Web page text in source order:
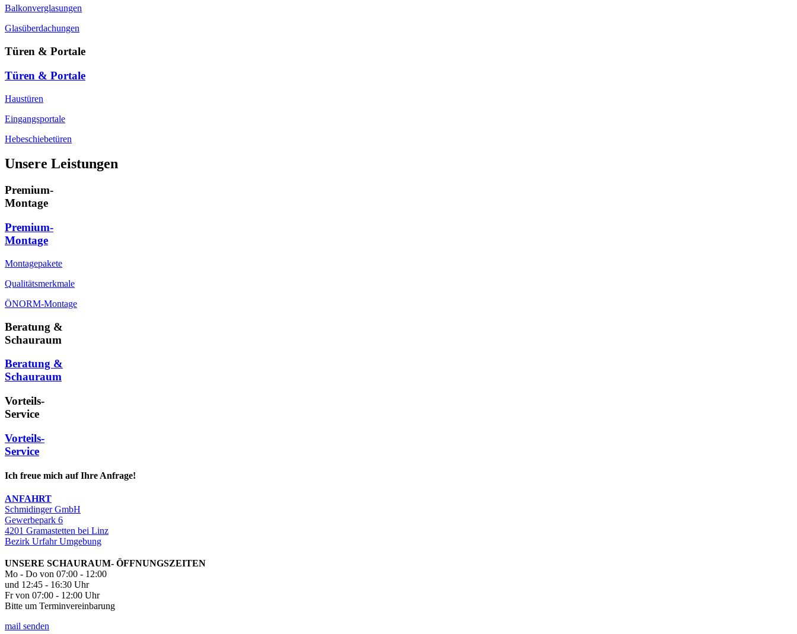
Balkonverglasungen
Glasüberdachungen
Türen & Portale
Türen & Portale
Haustüren
Eingangsportale
Hebeschiebetüren
Unsere Leistungen
Premium-
Montage
Premium-
Montage
Montagepakete
Qualitätsmerkmale
ÖNORM-Montage
Beratung &
Schauraum
Beratung &
Schauraum
Vorteils-
Service
Vorteils-
Service
Ich freue mich auf Ihre Anfrage!
ANFAHRT
Schmidinger GmbH
Gewerbepark 6
4201 Gramastetten bei Linz
Bezirk Urfahr Umgebung
UNSERE SCHAURAUM- ÖFFNUNGSZEITEN
Mo - Do von 07:00 - 12:00
und 12:45 - 16:30 Uhr
Fr von 07:00 - 12:00 Uhr
Bitte um Terminvereinbarung
mail senden